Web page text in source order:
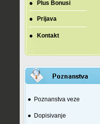
● Plus Bonusi
● Prijava
● Kontakt
● Poznanstva veze
● Dopisivanje